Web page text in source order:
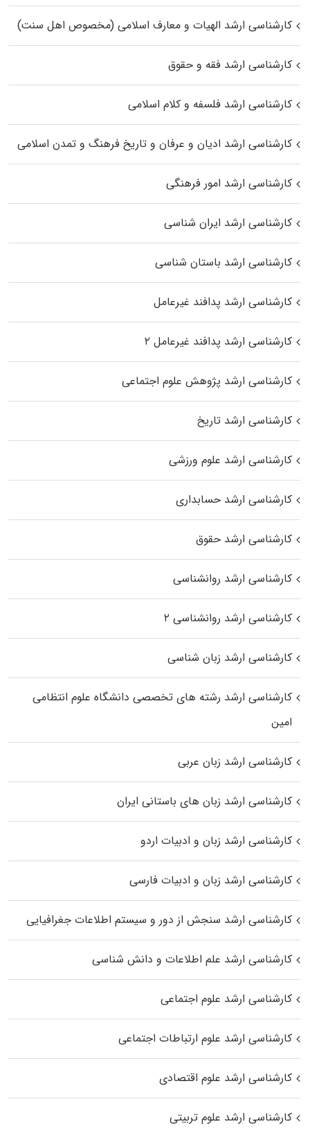
کارشناسی ارشد الهیات و معارف اسلامی (مخصوص اهل سنت)
کارشناسی ارشد فقه و حقوق
کارشناسی ارشد فلسفه و کلام اسلامی
کارشناسی ارشد ادیان و عرفان و تاریخ فرهنگ و تمدن اسلامی
کارشناسی ارشد امور فرهنگی
کارشناسی ارشد ایران شناسی
کارشناسی ارشد باستان شناسی
کارشناسی ارشد پدافند غیرعامل
کارشناسی ارشد پدافند غیرعامل ۲
کارشناسی ارشد پژوهش علوم اجتماعی
کارشناسی ارشد تاریخ
کارشناسی ارشد علوم ورزشی
کارشناسی ارشد حسابداری
کارشناسی ارشد حقوق
کارشناسی ارشد روانشناسی
کارشناسی ارشد روانشناسی ۲
کارشناسی ارشد زبان شناسی
کارشناسی ارشد رﺷﺘﻪ ﻫﺎی تخصصی داﻧﺸﮕﺎه ﻋﻠﻮم انتظامی
اﻣﻴﻦ
کارشناسی ارشد زبان عربی
کارشناسی ارشد زبان‌ های باستانی ایران
کارشناسی ارشد زبان و ادبیات اردو
کارشناسی ارشد زبان و ادبیات فارسی
کارشناسی ارشد سنجش از دور و سیستم اطلاعات جغرافیایی
کارشناسی ارشد علم اطلاعات و دانش شناسی
کارشناسی ارشد علوم اجتماعی
کارشناسی ارشد علوم ارتباطات اجتماعی
کارشناسی ارشد علوم اقتصادی
کارشناسی ارشد علوم تربیتی